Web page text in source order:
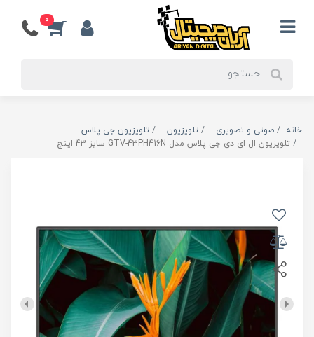
0
خانه صوتی و تصویری تلویزیون
تلویزیون جی پلاس
تلویزیون ال ای دی جی پلاس مدل GTV-43PH416N سایز 43 اینچ